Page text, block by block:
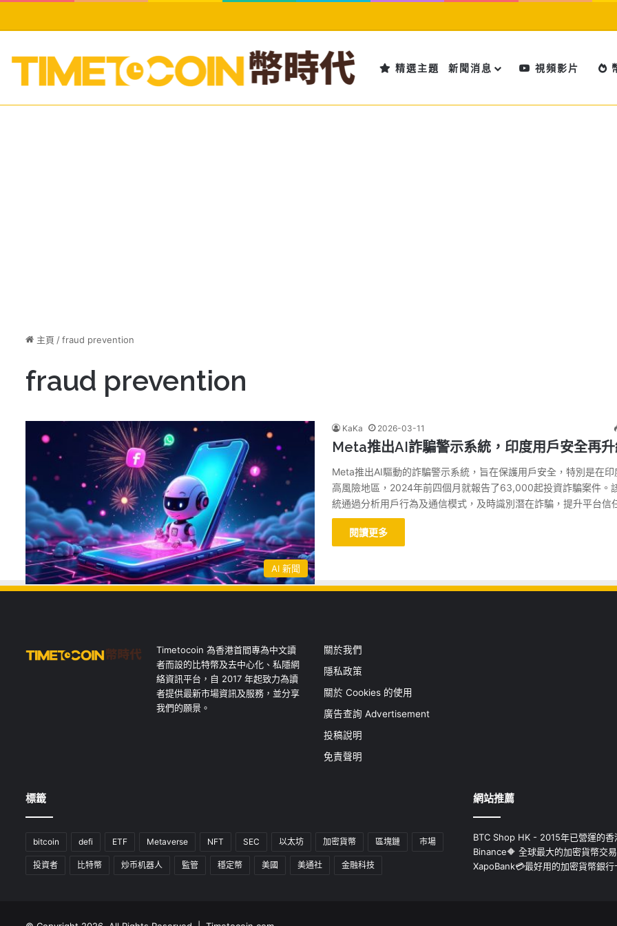
精選主題 新聞消息 視頻影片
主頁 /fraud prevention
fraud prevention
AI 新聞
KaKa 2026-03-11
Meta推出AI詐騙警示系統，印度用戶安全再
Meta推出AI驅動的詐騙警示系統，旨在保護用戶安全，特別是在印
高風險地區，2024年前四個月就報告了63,000起投資詐騙案件。
統通過分析用戶行為及通信模式，及時識別潛在詐騙，提升平台信
閱讀更多
Timetocoin 為香港首間專為中文讀
者而設的比特幣及去中心化、私隱網
絡資訊平台，自 2017 年起致力為讀
者提供最新市場資訊及服務，並分享
我們的願景。
關於我們
隱私政策
關於 Cookies 的使用
廣告查詢 Advertisement
投稿說明
免責聲明
標籤
bitcoin defi ETF Metaverse NFT SEC 以太坊 加密貨幣 區塊鏈 市場
投資者 比特幣 炒币机器人 監管 穩定幣 美國 美通社 金融科技
網站推薦
BTC Shop HK - 2015年已營運的
Binance🔶 全球最大的加密貨幣交
XapoBank💳最好用的加密貨幣銀行